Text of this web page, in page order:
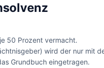
50 Prozent vermacht.
wird der nur mit
Grundbuch eingetragen.